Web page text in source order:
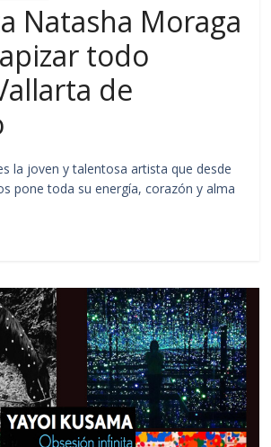
Natasha Moraga
todo
de
la joven y talentosa artista que desde
pone toda su energía, corazón y alma